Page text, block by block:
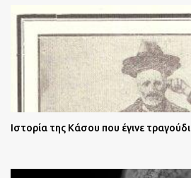
Ιστορία της Κάσου που έγινε τραγούδι